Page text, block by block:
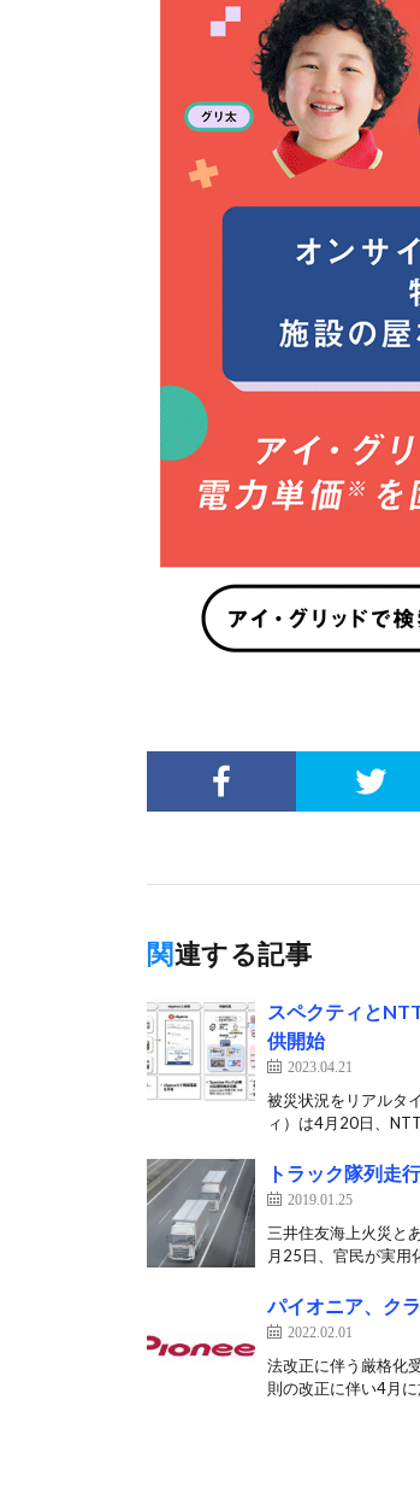
関連する記事
スペクティと
供開始
2023.04.21
被災状況をリアルタ
ィ）は4月20日、
トラック隊列走
2019.01.25
三井住友海上火災と
月25日、官民が実用
パイオニア、ク
2022.02.01
法改正に伴う厳格化
則の改正に伴い4月